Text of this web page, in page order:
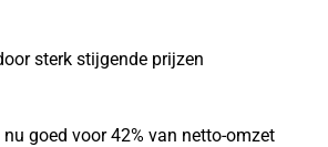
sterk stijgende prijzen
goed voor 42% van netto-omzet